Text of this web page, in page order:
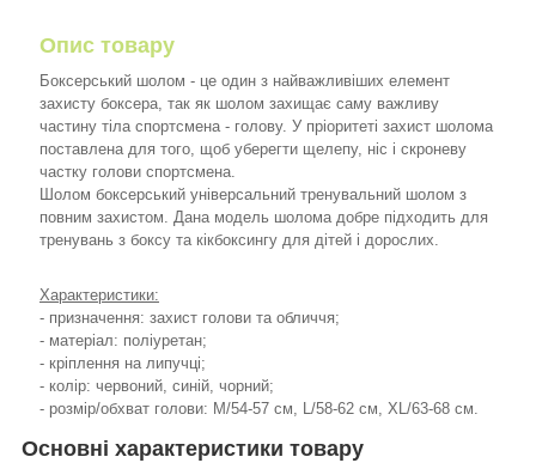
Опис товару
Боксерський шолом - це один з найважливіших елемент
захисту боксера, так як шолом захищає саму важливу
частину тіла спортсмена - голову. У пріоритеті захист шолома
поставлена для того, щоб уберегти щелепу, ніс і скроневу
частку голови спортсмена.
Шолом боксерський універсальний тренувальний шолом з
повним захистом. Дана модель шолома добре підходить для
тренувань з боксу та кікбоксингу для дітей і дорослих.
Характеристики:
- призначення: захист голови та обличчя;
- матеріал: поліуретан;
- кріплення на липучці;
- колір: червоний, синій, чорний;
- розмір/обхват голови: M/54-57 см, L/58-62 см, XL/63-68 см.
Основні характеристики товару